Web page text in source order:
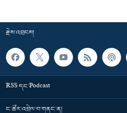
རྗེས་འབྲངས།
RSS དང་Podcast
ང་ཚོར་འབྲེལ་བ་གནང་ན།